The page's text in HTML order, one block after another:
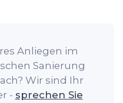
Anliegen im
Sanierung
Wir sind Ihr
- sprechen Sie